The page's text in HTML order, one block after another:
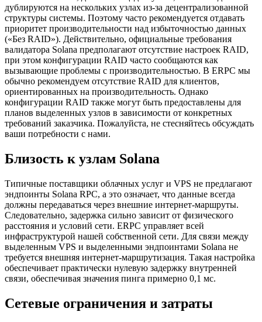
дублируются на нескольких узлах из-за децентрализованной
структуры системы. Поэтому часто рекомендуется отдавать
приоритет производительности над избыточностью данных
(«Без RAID»). Действительно, официальные требования
валидатора Solana предполагают отсутствие настроек RAID,
при этом конфигурации RAID часто сообщаются как
вызывающие проблемы с производительностью. В ERPC мы
обычно рекомендуем отсутствие RAID для клиентов,
ориентированных на производительность. Однако
конфигурации RAID также могут быть предоставлены для
планов выделенных узлов в зависимости от конкретных
требований заказчика. Пожалуйста, не стесняйтесь обсуждать
ваши потребности с нами.
Близость к узлам Solana
Типичные поставщики облачных услуг и VPS не предлагают
эндпоинты Solana RPC, а это означает, что данные всегда
должны передаваться через внешние интернет-маршруты.
Следовательно, задержка сильно зависит от физического
расстояния и условий сети. ERPC управляет всей
инфраструктурой нашей собственной сети. Для связи между
выделенным VPS и выделенными эндпоинтами Solana не
требуется внешняя интернет-маршрутизация. Такая настройка
обеспечивает практически нулевую задержку внутренней
связи, обеспечивая значения пинга примерно 0,1 мс.
Сетевые ограничения и затраты